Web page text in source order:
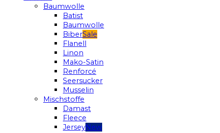
Baumwolle
Batist
Baumwolle
Biber
Flanell
Linon
Mako-Satin
Renforcé
Seersucker
Musselin
Mischstoffe
Damast
Fleece
Jersey